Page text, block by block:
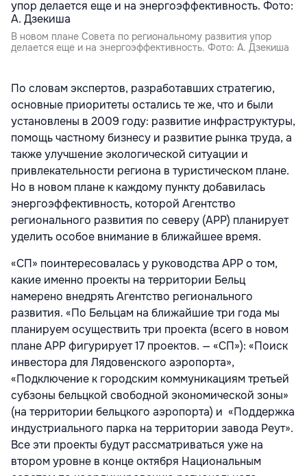
В новом плане Совета по региональному развития упор
делается еще и на энергоэффективность. Фото: А. Дзекиша
По словам экспертов, разработавших стратегию,
основные приоритеты остались те же, что и были
установлены в 2009 году: развитие инфраструктуры,
помощь частному бизнесу и развитие рынка труда, а
также улучшение экологической ситуации и
привлекательности региона в туристическом плане.
Но в новом плане к каждому пункту добавилась
энергоэффективность, которой Агентство
регионального развития по северу (АРР) планирует
уделить особое внимание в ближайшее время.
«СП» поинтересовалась у руководства АРР о том,
какие именно проекты на территории Бельц
намерено внедрять Агентство регионального
развития. «По Бельцам на ближайшие три года мы
планируем осуществить три проекта (всего в новом
плане АРР фигурирует 17 проектов. — «СП»): «Поиск
инвестора для Лядовенского аэропорта»,
«Подключение к городским коммуникациям третьей
субзоны бельцкой свободной экономической зоны»
(на территории бельцкого аэропорта) и «Поддержка
индустриального парка на территории завода Реут».
Все эти проекты будут рассматриваться уже на
втором уровне в конце октября Национальным